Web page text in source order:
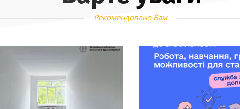
Рекомендовано Вам